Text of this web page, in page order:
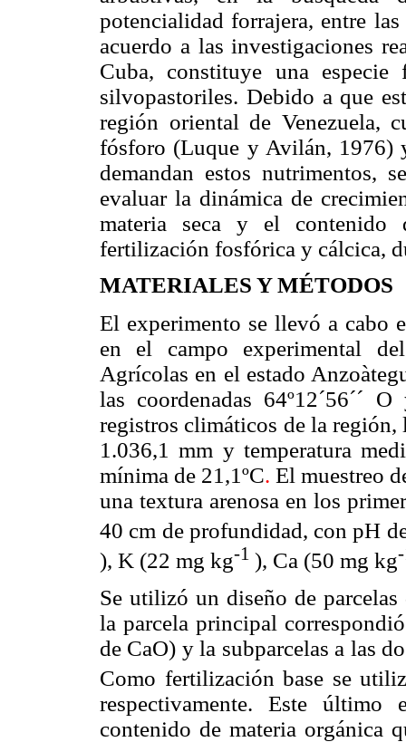
potencialidad forrajera, entre
acuerdo a las investigaciones
Cuba, constituye una especie
silvopastoriles. Debido a que
región oriental de Venezuela,
fósforo (Luque y Avilán, 1976)
demandan estos nutrimentos,
evaluar la dinámica de
materia seca y el
fertilización fosfórica y cálcica,
MATERIALES Y MÉTODOS
El experimento se llevó a cabo
en el campo experimental
Agrícolas en el estado
las coordenadas 64º12´56´´
registros climáticos de la región,
1.036,1 mm y temperatura
mínima de 21,1ºC. El muestreo
una textura arenosa en los
40 cm de profundidad, con pH
), K (22 mg kg-1 ), Ca (50 mg kg
Se utilizó un diseño de
la parcela principal
de CaO) y la subparcelas a las
Como fertilización base se
respectivamente. Este
contenido de materia orgánica